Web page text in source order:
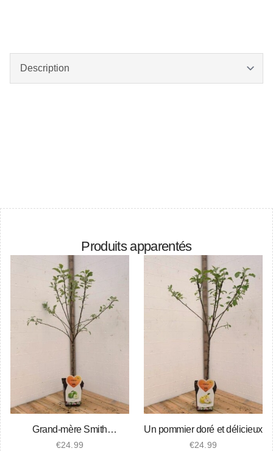
Produits apparentés
Grand-mère Smith
Apfelbaum
€24.99
Un pommier doré et délicieux
€24.99